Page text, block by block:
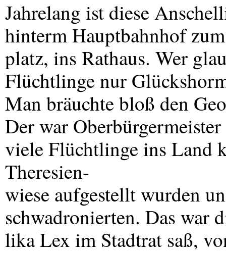
Jahrelang ist diese
hinterm Hauptbahnhof
platz, ins Rathaus. Wer
Flüchtlinge nur
Man bräuchte bloß den
Der war
viele Flüchtlinge ins Land
Theresien-
wiese aufgestellt wurden
schwadronierten. Das war
lika Lex im Stadtrat saß,